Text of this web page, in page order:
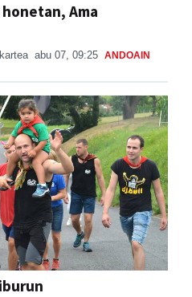
Ama
abu 07, 09:25 ANDOAIN